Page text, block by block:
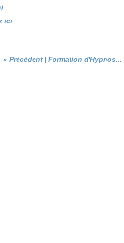
ici
« Précédent | Formation d'Hypnos...